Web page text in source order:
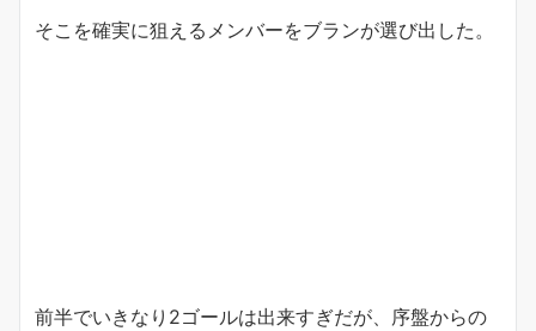
そこを確実に狙えるメンバーをブランが選び出した。
前半でいきなり2ゴールは出来すぎだが、序盤からの